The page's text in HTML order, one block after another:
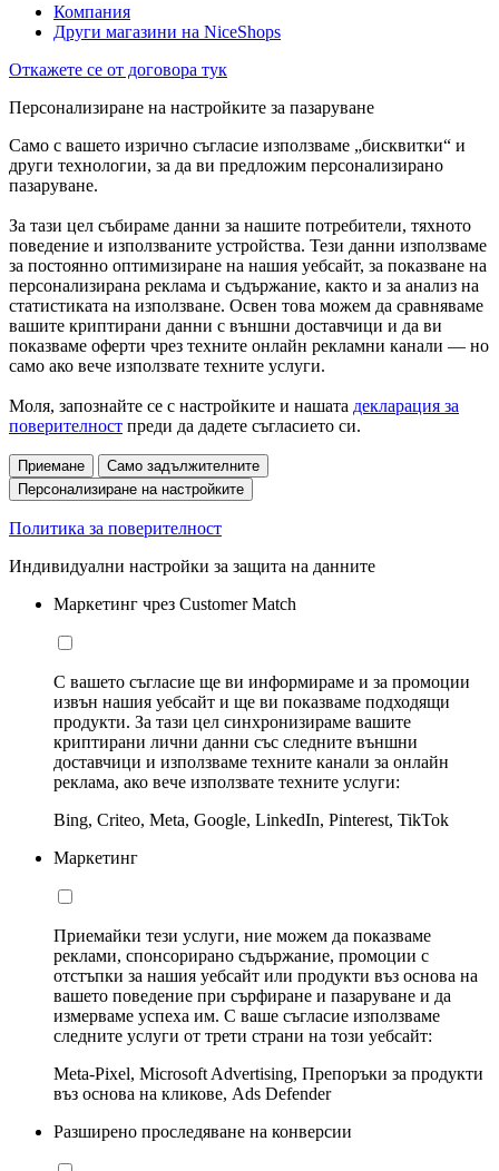
Компания
Други магазини на NiceShops
Откажете се от договора тук
Персонализиране на настройките за пазаруване
Само с вашето изрично съгласие използваме „бисквитки“ и
други технологии, за да ви предложим персонализирано
пазаруване.
За тази цел събираме данни за нашите потребители, тяхното
поведение и използваните устройства. Тези данни използваме
за постоянно оптимизиране на нашия уебсайт, за показване на
персонализирана реклама и съдържание, както и за анализ на
статистиката на използване. Освен това можем да сравняваме
вашите криптирани данни с външни доставчици и да ви
показваме оферти чрез техните онлайн рекламни канали — но
само ако вече използвате техните услуги.
Моля, запознайте се с настройките и нашата декларация за
поверителност преди да дадете съгласието си.
Приемане
Само задължителните
Персонализиране на настройките
Политика за поверителност
Индивидуални настройки за защита на данните
Маркетинг чрез Customer Match
С вашето съгласие ще ви информираме и за промоции
извън нашия уебсайт и ще ви показваме подходящи
продукти. За тази цел синхронизираме вашите
криптирани лични данни със следните външни
доставчици и използваме техните канали за онлайн
реклама, ако вече използвате техните услуги:
Bing, Criteo, Meta, Google, LinkedIn, Pinterest, TikTok
Маркетинг
Приемайки тези услуги, ние можем да показваме
реклами, спонсорирано съдържание, промоции с
отстъпки за нашия уебсайт или продукти въз основа на
вашето поведение при сърфиране и пазаруване и да
измерваме успеха им. С ваше съгласие използваме
следните услуги от трети страни на този уебсайт:
Meta-Pixel, Microsoft Advertising, Препоръки за продукти
въз основа на кликове, Ads Defender
Разширено проследяване на конверсии